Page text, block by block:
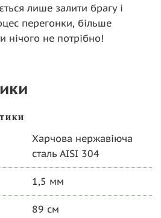
лише залити брагу і
перегонки, більше
нічого не потрібно!
Харчова нержавіюча
сталь AISI 304
1,5 мм
89 см